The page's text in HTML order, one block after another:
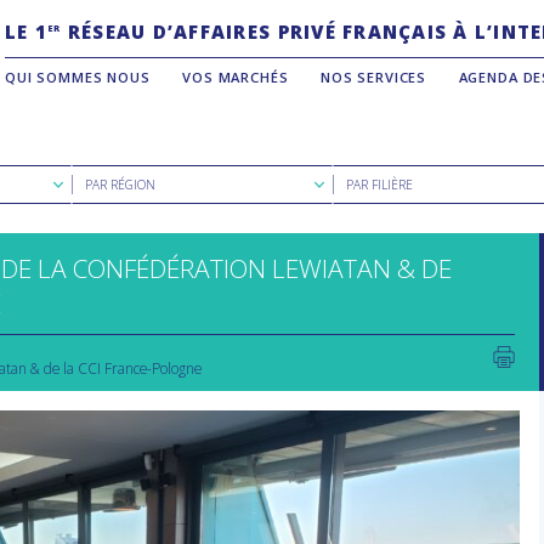
LE 1 ER RÉSEAU D’AFFAIRES PRIVÉ FRANÇAIS À
QUI SOMMES NOUS VOS MARCHÉS NOS SERVICES AGENDA
Rechercher
parPAR RÉGION
Rechercher
parPAR FILIÈRE
LA CONFÉDÉRATION LEWIATAN & DE
& de la CCI France-Pologne